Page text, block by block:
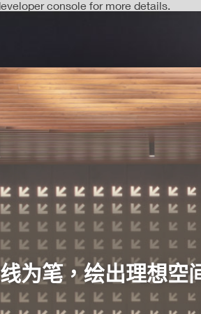
console for more details.
为笔，绘出理想空
为笔，绘出理想空
为笔，绘出理想空